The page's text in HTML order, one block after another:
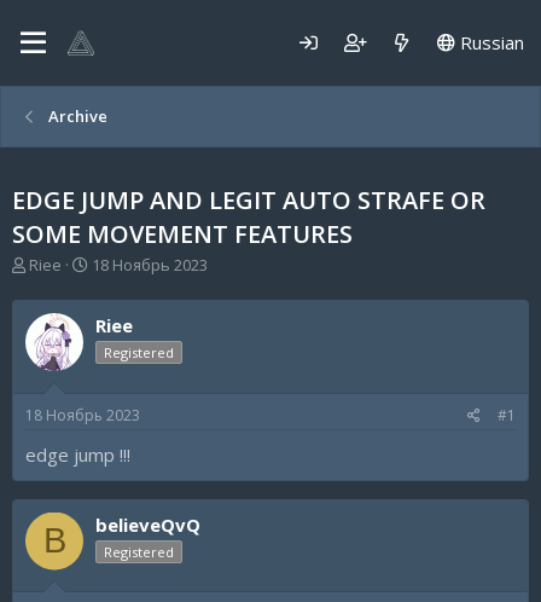
Russian
Archive
EDGE JUMP AND LEGIT AUTO STRAFE OR
SOME MOVEMENT FEATURES
А
т
о
р
т
м
Riee
Д
т
а
а
а
18 Ноябрь 2023
Riee
Registered
18 Ноябрь 2023 #1
edge jump !!!
B believeQvQ
Registered